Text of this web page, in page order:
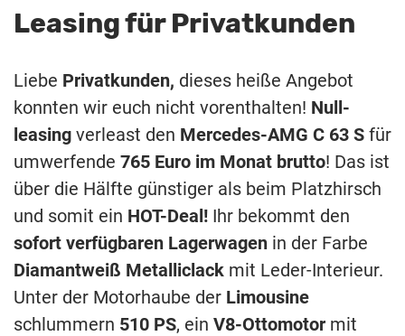
Leasing für Privatkunden
Liebe Privatkunden, dieses heiße Angebot
konnten wir euch nicht vorenthalten! Null-
leasing verleast den Mercedes-AMG C 63 S für
umwerfende 765 Euro im Monat brutto! Das ist
über die Hälfte günstiger als beim Platzhirsch
und somit ein HOT-Deal! Ihr bekommt den
sofort verfügbaren Lagerwagen in der Farbe
Diamantweiß Metalliclack mit Leder-Interieur.
Unter der Motorhaube der Limousine
schlummern 510 PS, ein V8-Ottomotor mit